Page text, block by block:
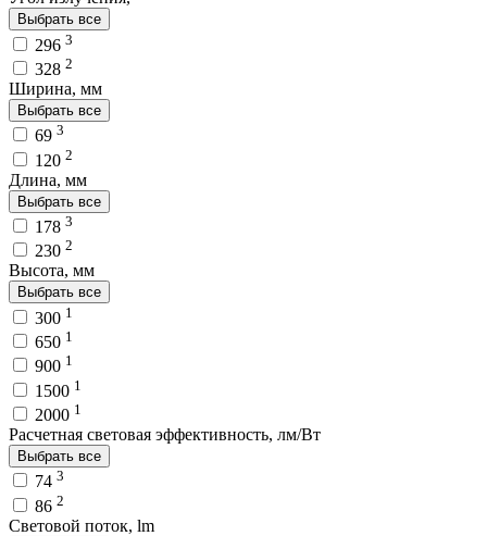
Выбрать все
296 3
328 2
Ширина, мм
Выбрать все
69 3
120 2
Длина, мм
Выбрать все
178 3
230 2
Высота, мм
Выбрать все
300 1
650 1
900 1
1500 1
2000 1
Расчетная световая эффективность, лм/Вт
Выбрать все
74 3
86 2
Световой поток, lm